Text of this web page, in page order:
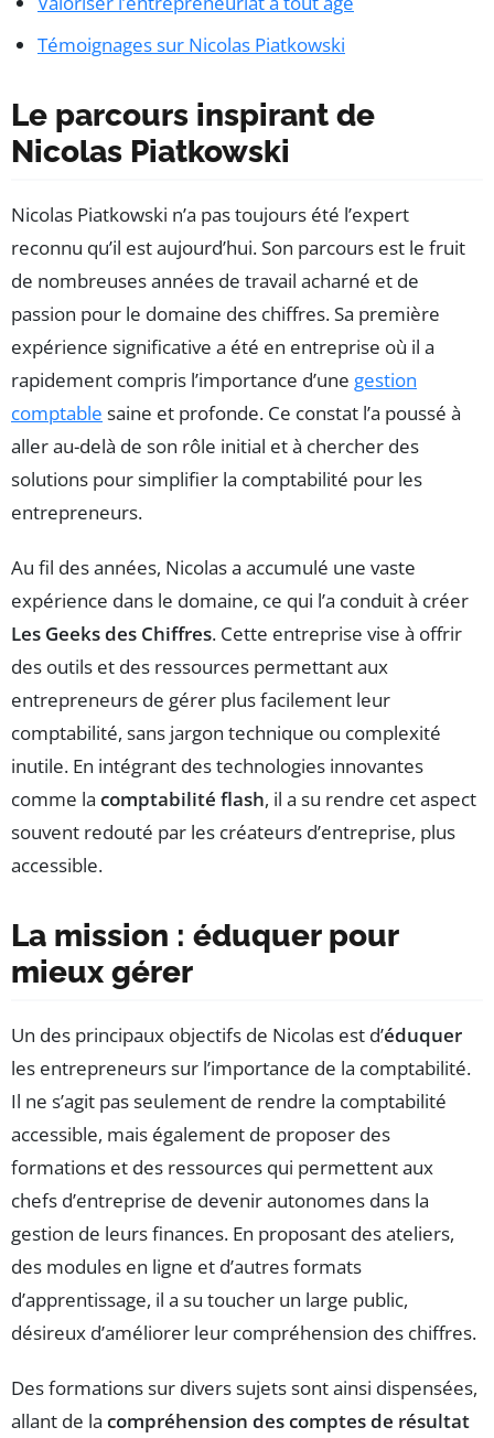
Témoignages sur Nicolas Piatkowski
Le parcours inspirant de
Nicolas Piatkowski
Nicolas Piatkowski n’a pas toujours été l’expert
reconnu qu’il est aujourd’hui. Son parcours est le fruit
de nombreuses années de travail acharné et de
passion pour le domaine des chiffres. Sa première
expérience significative a été en entreprise où il a
rapidement compris l’importance d’une gestion
comptable saine et profonde. Ce constat l’a poussé à
aller au-delà de son rôle initial et à chercher des
solutions pour simplifier la comptabilité pour les
entrepreneurs.
Au fil des années, Nicolas a accumulé une vaste
expérience dans le domaine, ce qui l’a conduit à créer
Les Geeks des Chiffres. Cette entreprise vise à offrir
des outils et des ressources permettant aux
entrepreneurs de gérer plus facilement leur
comptabilité, sans jargon technique ou complexité
inutile. En intégrant des technologies innovantes
comme la comptabilité flash, il a su rendre cet aspect
souvent redouté par les créateurs d’entreprise, plus
accessible.
La mission : éduquer pour
mieux gérer
Un des principaux objectifs de Nicolas est d’éduquer
les entrepreneurs sur l’importance de la comptabilité.
Il ne s’agit pas seulement de rendre la comptabilité
accessible, mais également de proposer des
formations et des ressources qui permettent aux
chefs d’entreprise de devenir autonomes dans la
gestion de leurs finances. En proposant des ateliers,
des modules en ligne et d’autres formats
d’apprentissage, il a su toucher un large public,
désireux d’améliorer leur compréhension des chiffres.
Des formations sur divers sujets sont ainsi dispensées,
allant de la compréhension des comptes de résultat